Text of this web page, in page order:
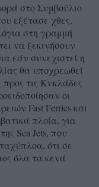
στο Συμβούλιο
εξέτασε χθες,
στη γραμμή
να ξεκινήσουν
εάν συνεχιστεί η
θα υποχρεωθεί
τις Κυκλάδες
οι
Fast Ferries και
πλοία, για
Sea Jets, που
ότι σε
όλα τα κενά